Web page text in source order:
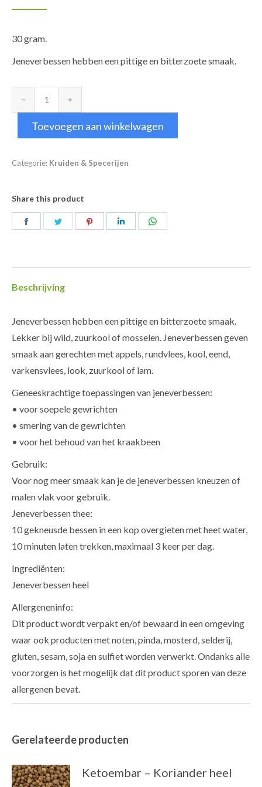
30 gram.
Jeneverbessen hebben een pittige en bitterzoete smaak.
Jeneverbessen
aantal
Toevoegen aan winkelwagen
Categorie: Kruiden & Specerijen
Share this product
Beschrijving
Jeneverbessen hebben een pittige en bitterzoete smaak.
Lekker bij wild, zuurkool of mosselen. Jeneverbessen geven
smaak aan gerechten met appels, rundvlees, kool, eend,
varkensvlees, look, zuurkool of lam.
Geneeskrachtige toepassingen van jeneverbessen:
• voor soepele gewrichten
• smering van de gewrichten
• voor het behoud van het kraakbeen
Gebruik:
Voor nog meer smaak kan je de jeneverbessen kneuzen of
malen vlak voor gebruik.
Jeneverbessen thee:
10 gekneusde bessen in een kop overgieten met heet water,
10 minuten laten trekken, maximaal 3 keer per dag.
Ingrediënten:
Jeneverbessen heel
Allergeneninfo:
Dit product wordt verpakt en/of bewaard in een omgeving
waar ook producten met noten, pinda, mosterd, selderij,
gluten, sesam, soja en sulfiet worden verwerkt. Ondanks alle
voorzorgen is het mogelijk dat dit product sporen van deze
allergenen bevat.
Gerelateerde producten
Ketoembar – Koriander heel